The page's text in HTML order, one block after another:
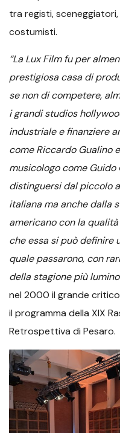
tra registi,
costumisti.
“La Lux Film fu per
prestigiosa casa di
se non di competere,
i grandi studios
industriale e finanziere
come Riccardo Gualino
musicologo come
distinguersi dal piccolo
italiana ma anche dalla
americano con la
che essa si può definire
quale passarono, con
della stagione più
nel 2000 il grande
il programma della XIX
Retrospettiva di Pesaro.